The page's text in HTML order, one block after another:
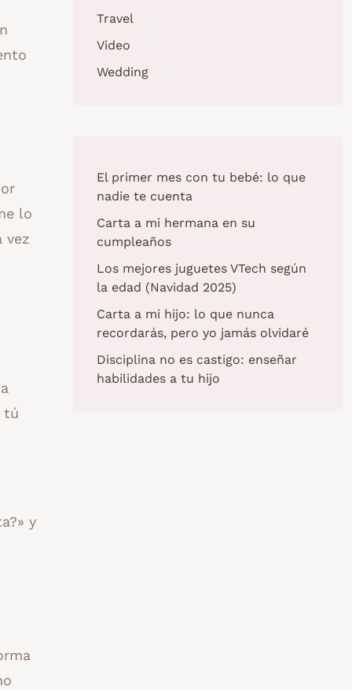
lo
vez
tú
y
Travel
Video
Wedding
El primer mes con tu bebé: lo que
nadie te cuenta
Carta a mi hermana en su
cumpleaños
Los mejores juguetes VTech según
la edad (Navidad 2025)
Carta a mi hijo: lo que nunca
recordarás, pero yo jamás olvidaré
Disciplina no es castigo: enseñar
habilidades a tu hijo